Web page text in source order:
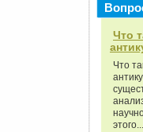
Что
Что
этого...